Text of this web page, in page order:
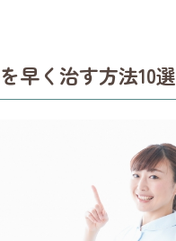
早く治す方法10選